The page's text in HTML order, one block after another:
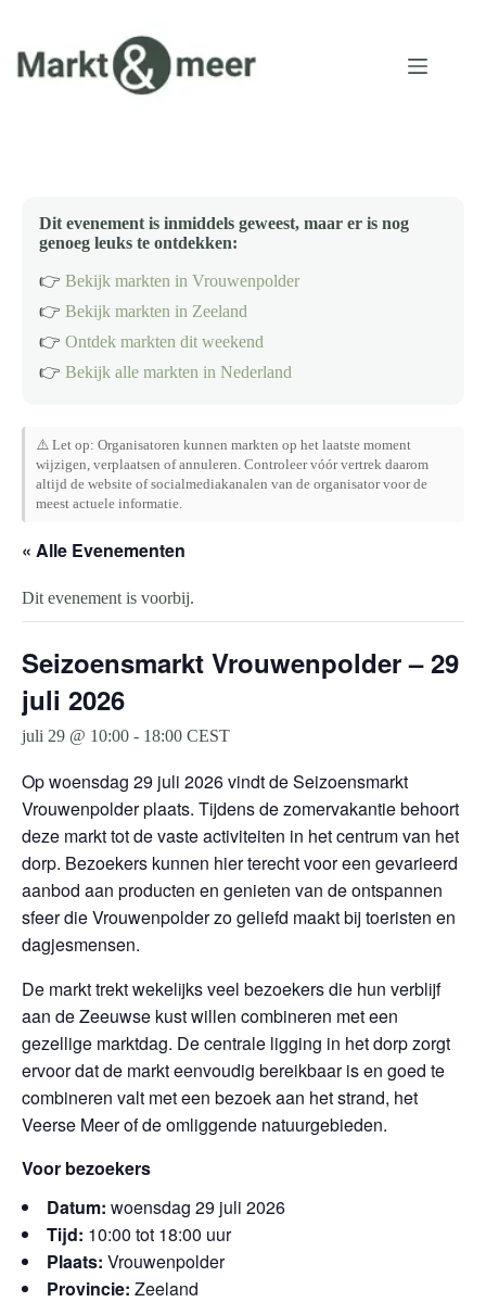
inhoud
Dit evenement is inmiddels geweest, maar er is nog
genoeg leuks te ontdekken:
👉 Bekijk markten in Vrouwenpolder
👉 Bekijk markten in Zeeland
👉 Ontdek markten dit weekend
👉 Bekijk alle markten in Nederland
⚠️ Let op: Organisatoren kunnen markten op het laatste moment
wijzigen, verplaatsen of annuleren. Controleer vóór vertrek daarom
altijd de website of socialmediakanalen van de organisator voor de
meest actuele informatie.
« Alle Evenementen
Dit evenement is voorbij.
Seizoensmarkt Vrouwenpolder – 29
juli 2026
juli 29 @ 10:00 - 18:00 CEST
Op woensdag 29 juli 2026 vindt de Seizoensmarkt
Vrouwenpolder plaats. Tijdens de zomervakantie behoort
deze markt tot de vaste activiteiten in het centrum van het
dorp. Bezoekers kunnen hier terecht voor een gevarieerd
aanbod aan producten en genieten van de ontspannen
sfeer die Vrouwenpolder zo geliefd maakt bij toeristen en
dagjesmensen.
De markt trekt wekelijks veel bezoekers die hun verblijf
aan de Zeeuwse kust willen combineren met een
gezellige marktdag. De centrale ligging in het dorp zorgt
ervoor dat de markt eenvoudig bereikbaar is en goed te
combineren valt met een bezoek aan het strand, het
Veerse Meer of de omliggende natuurgebieden.
Voor bezoekers
Datum: woensdag 29 juli 2026
Tijd: 10:00 tot 18:00 uur
Plaats: Vrouwenpolder
Provincie: Zeeland